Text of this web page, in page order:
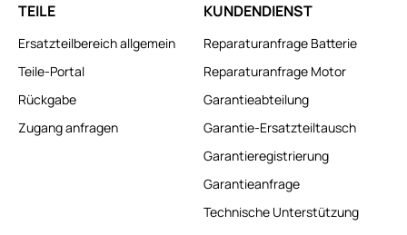
TEILE
Ersatzteilbereich allgemein
Teile-Portal
Rückgabe
Zugang anfragen
KUNDENDIENST
Reparaturanfrage Batterie
Reparaturanfrage Motor
Garantieabteilung
Garantie-Ersatzteiltausch
Garantieregistrierung
Garantieanfrage
Technische Unterstützung